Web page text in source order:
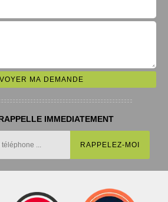
IMMEDIATEMENT